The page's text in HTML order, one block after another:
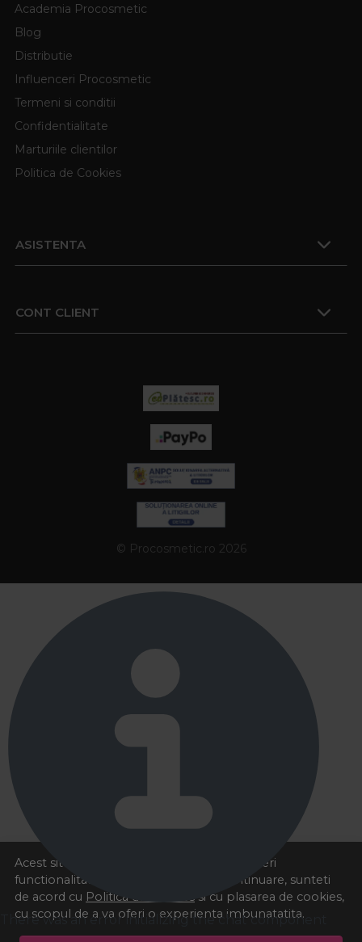
Acest site foloseste cookies pentru a va oferi
functionalitatea dorita. Navigand in continuare, sunteti
de acord cu Politica de cookies si cu plasarea de cookies,
cu scopul de a va oferi o experienta imbunatatita.
Academia Procosmetic
Blog
Distributie
Influenceri Procosmetic
Termeni si conditii
Confidentialitate
Marturiile clientilor
Politica de Cookies
ASISTENTA
CONT CLIENT
© Procosmetic.ro 2026
There was an error initializing the chat component